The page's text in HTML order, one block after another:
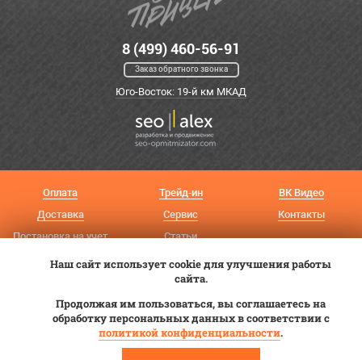
8 (499) 460-56-91
Заказ обратного звонка
Юго-Восток: 19-й км МКАД
Оплата
Доставка
Постановка на учет
Трейд-ин
Сервис
Статьи
ВК Видео
Контакты
© 2012—2026 «Купи прицеп»™ (ООО «Авангард», ИНН 9723035587)
Наш сайт использует cookie для улучшения работы
сайта.
Продолжая им пользоваться, вы соглашаетесь на
обработку персональных данных в соответствии с
политикой конфиденциальности.